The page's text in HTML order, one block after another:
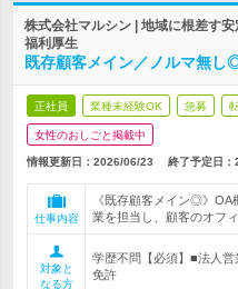
株式会社マルシン | 地域に根差す
福利厚生
既存顧客メイン／ノルマ無
正社員 業種未経験OK 急募
女性のおしごと掲載中
情報更新日：2026/06/23 終了予定日：
仕事内容
《既存顧客メイン◎》
業を担当し、顧客のオフ
対象と
なる方
学歴不問【必須】■法人
免許